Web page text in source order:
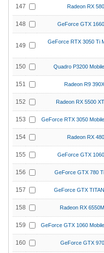
147 Radeon RX
148 GeForce GTX
149
GeForce RTX 3050 Ti
150 Quadro P3200
151 Radeon R9
152 Radeon RX 5500
153 GeForce RTX 3050
154 Radeon RX
155 GeForce GTX
156 GeForce GTX 780
157 GeForce GTX
158 Radeon RX
159 GeForce GTX 1060
160 GeForce GTX